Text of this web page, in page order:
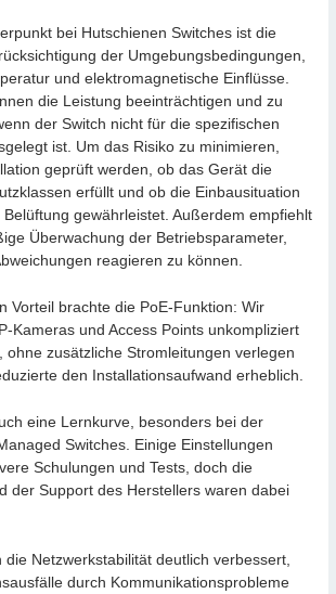
bei Hutschienen Switches ist die
der Umgebungsbedingungen,
und elektromagnetische Einflüsse.
die Leistung beeinträchtigen und zu
der Switch nicht für die spezifischen
ist. Um das Risiko zu minimieren,
geprüft werden, ob das Gerät die
erfüllt und ob die Einbausituation
gewährleistet. Außerdem empfiehlt
Überwachung der Betriebsparameter,
reagieren zu können.
Vorteil brachte die PoE-Funktion: Wir
Kameras und Access Points unkompliziert
ohne zusätzliche Stromleitungen verlegen
den Installationsaufwand erheblich.
eine Lernkurve, besonders bei der
Switches. Einige Einstellungen
Schulungen und Tests, doch die
der Support des Herstellers waren dabei
die Netzwerkstabilität deutlich verbessert,
durch Kommunikationsprobleme